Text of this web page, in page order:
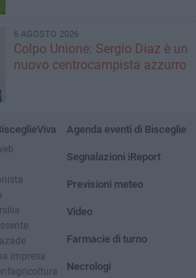
6 AGOSTO 2026
Colpo Unione: Sergio Diaz è un
nuovo centrocampista azzurro
impresa
Agenda eventi di Bisceglie
Segnalazioni iReport
Previsioni meteo
Video
Farmacie di turno
Necrologi